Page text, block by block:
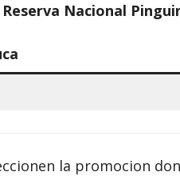
Nacional
la promocion